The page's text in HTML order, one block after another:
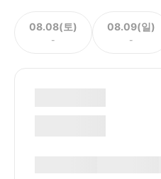
08.08(토)
-
08.09(일)
-